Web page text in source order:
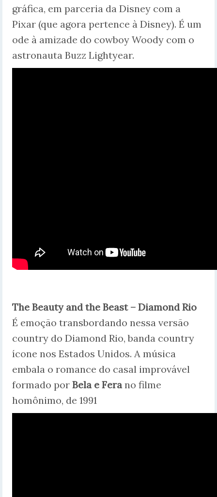
gráfica, em parceria da Disney com a
Pixar (que agora pertence à Disney). É um
ode à amizade do cowboy Woody com o
astronauta Buzz Lightyear.
The Beauty and the Beast – Diamond Rio
É emoção transbordando nessa versão
country do Diamond Rio, banda country
ícone nos Estados Unidos. A música
embala o romance do casal improvável
formado por Bela e Ferano filme
homônimo, de 1991